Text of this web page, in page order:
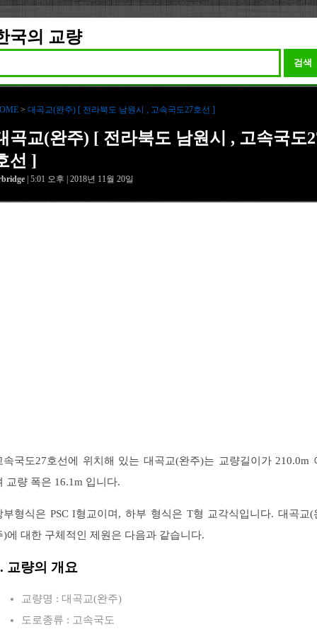
국의 교량
검색
> 대곡교(완주) [ 전라북도 남원시 , 고속국도27호선 ]
곡교(완주) [ 전라북도 남원시 , 고속국도
선 ]
| 5:01 오후 | 2018년 11월 20일
속국도27호선에 위치해 있는 대곡교(완주)는 교량길이가 210.0m
교량 폭은 16.1m 입니다.
부형식은 PSC I형교이며, 하부 형식은 T형 교각식입니다. 대곡교(
)에 대한 구체적인 제원은 다음과 같습니다.
교량의 개요
교량명 : 대곡교(완주)
도로종류 : 고속국도